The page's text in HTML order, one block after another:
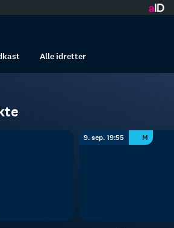
innhold
Alle idretter
9. sep. 19:55 M